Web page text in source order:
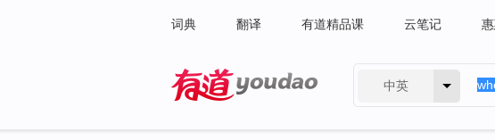
词典 翻译 有道精品课 云笔记
中英